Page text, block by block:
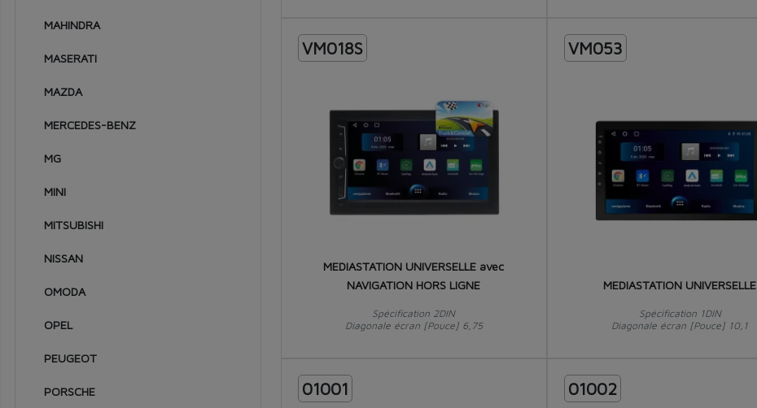
1973
1968
1967
1966
1965
1960
MAHINDRA
MASERATI
MAZDA
MERCEDES-BENZ
MG
MINI
MITSUBISHI
NISSAN
OMODA
OPEL
PEUGEOT
PORSCHE
VM018S
MEDIASTATION UNIVERSELLE avec
NAVIGATION HORS LIGNE
Spécification 2DIN
Diagonale écran [Pouce] 6,75
VM053
MEDIASTATION UNIVERSELLE
Spécification 1DIN
Diagonale écran [Pouce] 10,1
01001 01002